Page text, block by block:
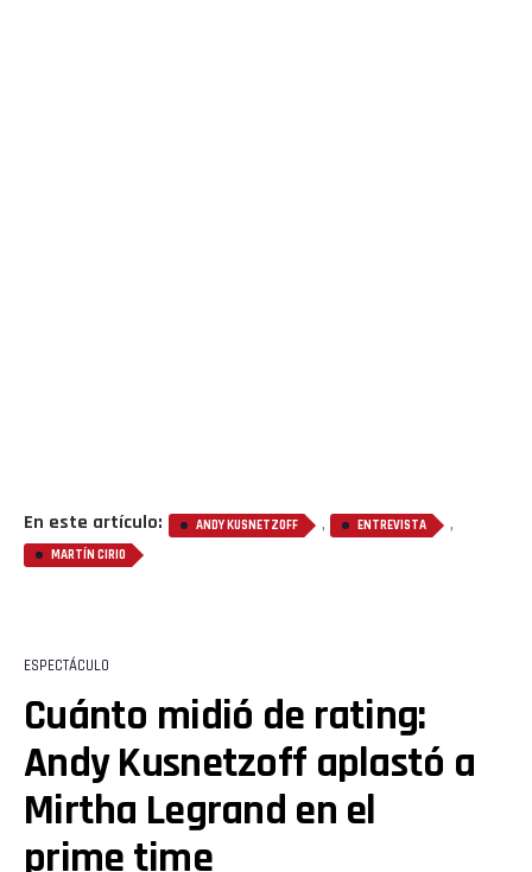
En este artículo: ANDY KUSNETZOFF , ENTREVISTA ,
MARTÍN CIRIO
ESPECTÁCULO
Cuánto midió de rating:
Andy Kusnetzoff aplastó a
Mirtha Legrand en el
prime time